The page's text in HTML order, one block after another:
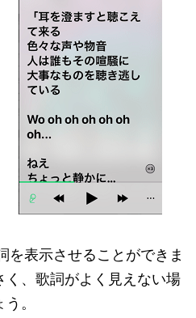
を表示させることができま
、歌詞がよく見えない場
。